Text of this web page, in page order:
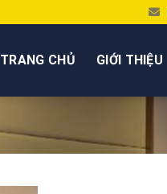
TRANG CHỦ GIỚI THIỆU